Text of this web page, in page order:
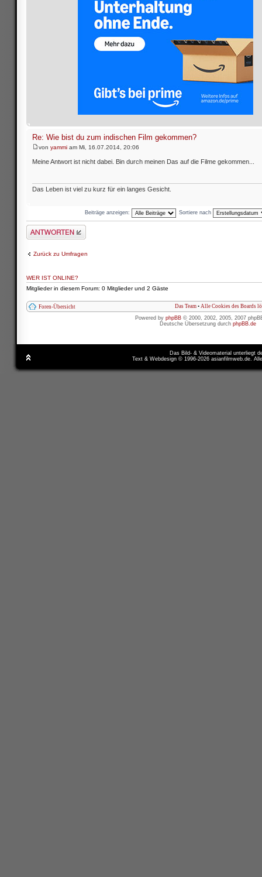
Re: Wie bist du zum indischen Film gekommen?
von yammi am Mi, 16.07.2014, 20:06
Meine Antwort ist nicht dabei. Bin durch meinen Das auf die Filme gekommen...
Das Leben ist viel zu kurz für ein langes Gesicht.
Beiträge anzeigen: Sortiere nach
Antwort schreiben
Zurück zu Umfragen
WER IST ONLINE?
Mitglieder in diesem Forum: 0 Mitglieder und 2 Gäste
Foren-Übersicht Das Team • Alle Cookies des Boards
Powered by phpBB © 2000, 2002, 2005, 2007
Deutsche Übersetzung durch phpBB.de
Das Bild- & Videomaterial unterliegt
Text & Webdesign © 1996-2026 asianfilmweb.de.